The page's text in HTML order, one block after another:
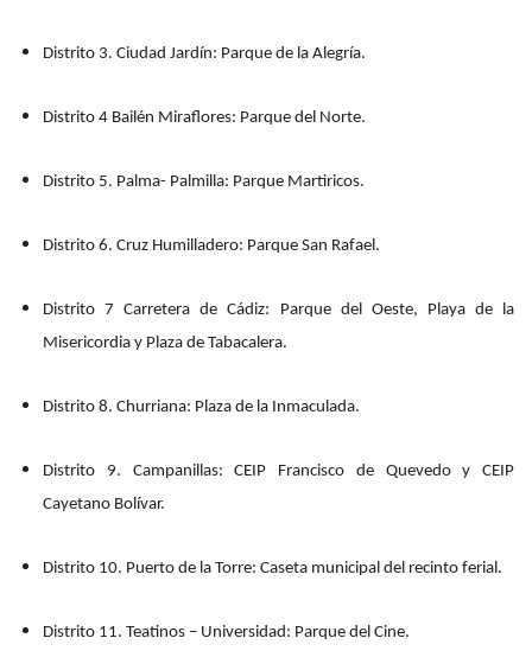
Distrito 3. Ciudad Jardín: Parque de la Alegría.
Distrito 4 Bailén Miraflores: Parque del Norte.
Distrito 5. Palma- Palmilla: Parque Martiricos.
Distrito 6. Cruz Humilladero: Parque San Rafael.
Distrito 7 Carretera de Cádiz: Parque del Oeste, Playa de la
Misericordia y Plaza de Tabacalera.
Distrito 8. Churriana: Plaza de la Inmaculada.
Distrito 9. Campanillas: CEIP Francisco de Quevedo y CEIP
Cayetano Bolívar.
Distrito 10. Puerto de la Torre: Caseta municipal del recinto ferial.
Distrito 11. Teatinos – Universidad: Parque del Cine.